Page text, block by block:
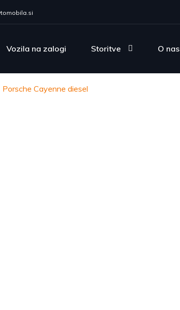
Vozila na zalogi Storitve O nas
Porsche Cayenne diesel